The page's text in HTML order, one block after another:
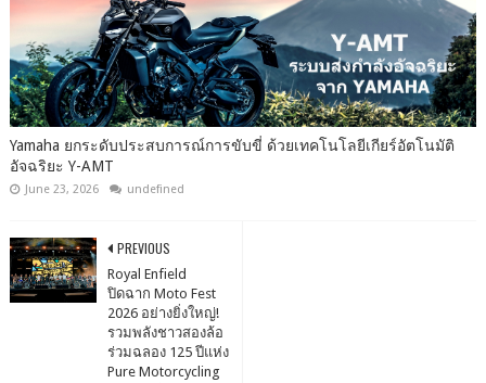
Yamaha ยกระดับประสบการณ์การขับขี่ ด้วยเทคโนโลยีเกียร์อัตโนมัติ
อัจฉริยะ Y-AMT
June 23, 2026 undefined
PREVIOUS
Royal Enfield
ปิดฉาก Moto Fest
2026 อย่างยิ่งใหญ่!
รวมพลังชาวสองล้อ
ร่วมฉลอง 125 ปีแห่ง
Pure Motorcycling